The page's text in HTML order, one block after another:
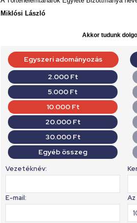
Miklósi László
Akkor tudunk